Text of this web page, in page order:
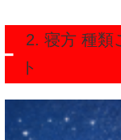
2. 寝方 種類
ト